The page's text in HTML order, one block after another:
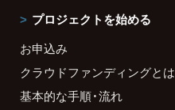
プロジェクトを始める
お申込み
クラウドファンディングとは
基本的な手順・流れ